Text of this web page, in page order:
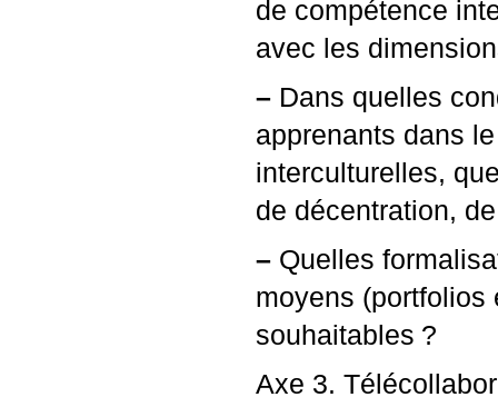
de compétence
avec les
– Dans quelles
apprenants dans
interculturelles,
de décentration,
– Quelles
moyens
souhaitables ?
Axe 3.